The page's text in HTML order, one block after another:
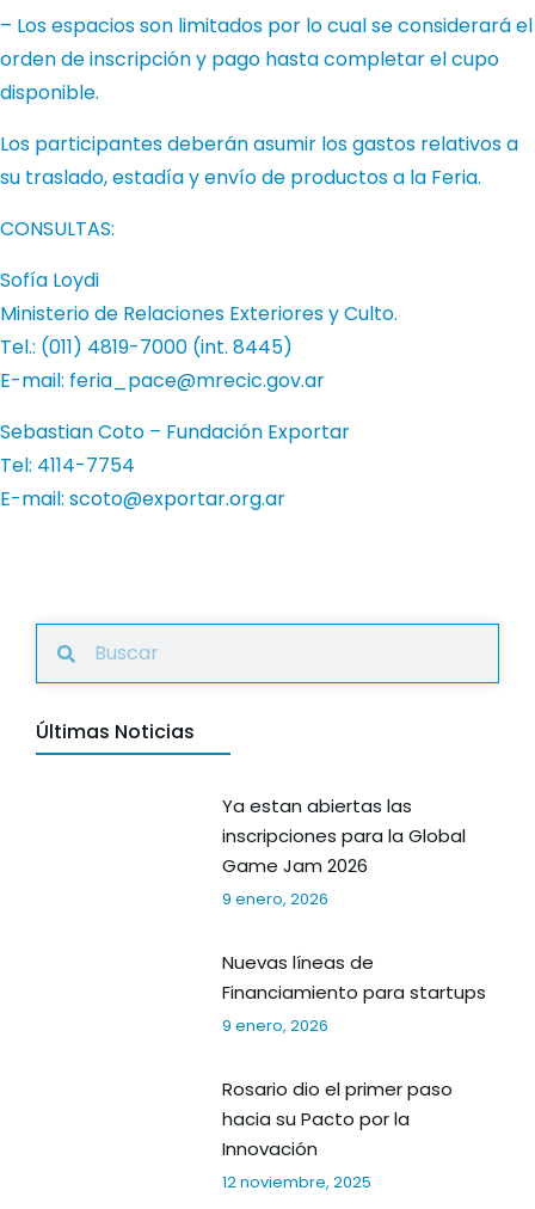
– Los espacios son limitados por lo cual se considerará el
orden de inscripción y pago hasta completar el cupo
disponible.
Los participantes deberán asumir los gastos relativos a
su traslado, estadía y envío de productos a la Feria.
CONSULTAS:
Sofía Loydi
Ministerio de Relaciones Exteriores y Culto.
Tel.: (011) 4819-7000 (int. 8445)
E-mail: feria_pace@mrecic.gov.ar
Sebastian Coto – Fundación Exportar
Tel: 4114-7754
E-mail: scoto@exportar.org.ar
Últimas Noticias
Ya estan abiertas las
inscripciones para la Global
Game Jam 2026
9 enero, 2026
Nuevas líneas de
Financiamiento para startups
9 enero, 2026
Rosario dio el primer paso
hacia su Pacto por la
Innovación
12 noviembre, 2025